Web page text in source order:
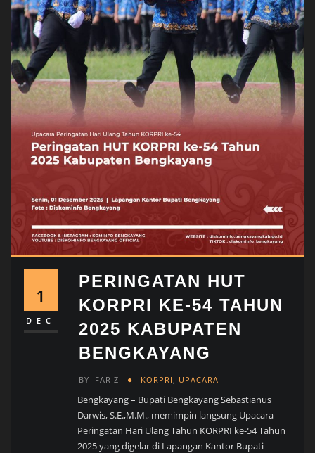
1
DEC
PERINGATAN HUT
KORPRI KE-54 TAHUN
2025 KABUPATEN
BENGKAYANG
BY FARIZ KORPRI UPACARA
Bengkayang – Bupati Bengkayang Sebastianus
Darwis, S.E.,M.M., memimpin langsung Upacara
Peringatan Hari Ulang Tahun KORPRI ke-54 Tahun
2025 yang digelar di Lapangan Kantor Bupati